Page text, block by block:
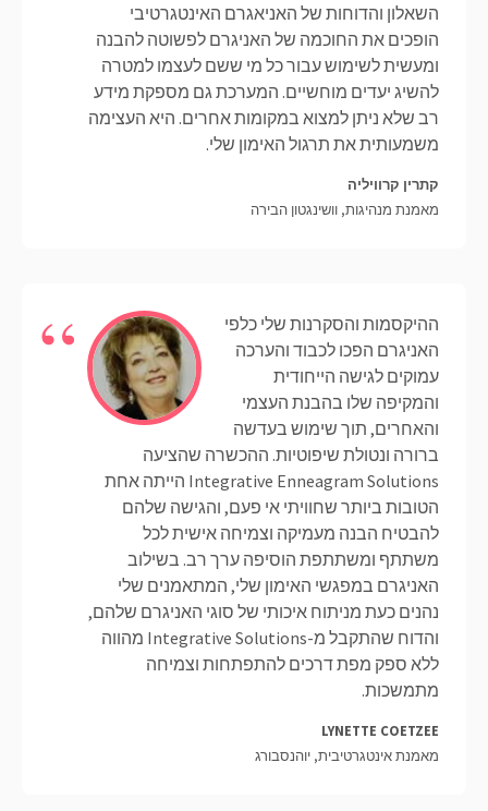
השאלון והדוחות של האניאגרם האינטגרטיבי
הופכים את החוכמה של האניגרם לפשוטה להבנה
ומעשית לשימוש עבור כל מי ששם לעצמו למטרה
להשיג יעדים מוחשיים. המערכת גם מספקת מידע
רב שלא ניתן למצוא במקומות אחרים. היא העצימה
משמעותית את תרגול האימון שלי.
קתרין קרוויליה
מאמנת מנהיגות, וושינגטון הבירה
ההיקסמות והסקרנות שלי כלפי
האניגרם הפכו לכבוד והערכה
עמוקים לגישה הייחודית
והמקיפה שלו בהבנת העצמי
והאחרים, תוך שימוש בעדשה
ברורה ונטולת שיפוטיות. ההכשרה שהציעה
Integrative Enneagram Solutions הייתה אחת
הטובות ביותר שחוויתי אי פעם, והגישה שלהם
להבטיח הבנה מעמיקה וצמיחה אישית לכל
משתתף ומשתתפת הוסיפה ערך רב. בשילוב
האניגרם במפגשי האימון שלי, המתאמנים שלי
נהנים כעת מניתוח איכותי של סוגי האניגרם שלהם,
והדוח שהתקבל מ-Integrative Solutions מהווה
ללא ספק מפת דרכים להתפתחות וצמיחה
מתמשכות.
LYNETTE COETZEE
מאמנת אינטגרטיבית, יוהנסבורג